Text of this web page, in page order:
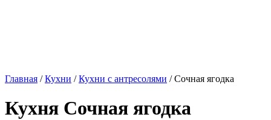
Главная /Кухни /Кухни с антресолями / Сочная ягодка
Кухня Сочная ягодка